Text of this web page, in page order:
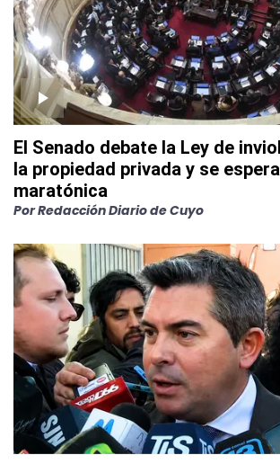
El Senado debate la Ley de
la propiedad privada y se
maratónica
PorRedacción Diario de Cuyo